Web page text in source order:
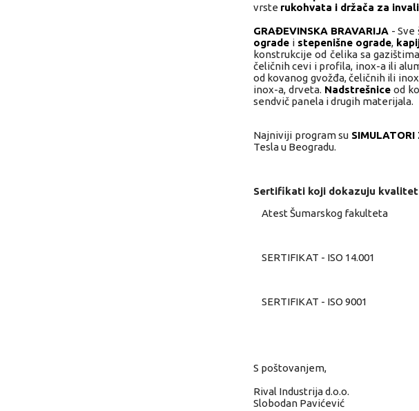
vrste rukohvata i držača za
GRAĐEVINSKA BRAVARIJA -
ograde i stepenišne ograde,
konstrukcije od čelika sa
čeličnih cevi i profila, inox-a ili
od kovanog gvožđa, čeličnih ili
inox-a, drveta. Nadstrešnice od
sendvič panela i drugih materijala.
Najniviji program su
Tesla u Beogradu.
Sertifikati koji dokazuju kvalitet
Atest Šumarskog fakulteta
SERTIFIKAT - ISO 14.001
SERTIFIKAT - ISO 9001
S poštovanjem,
Rival Industrija d.o.o.
Slobodan Pavićević